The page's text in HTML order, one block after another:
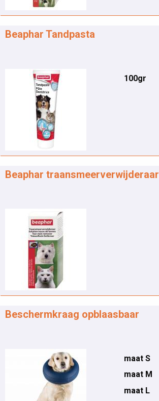
Beaphar Tandpasta
100gr
Beaphar traansmeerverwijderaar
Beschermkraag opblaasbaar
maat S
maat M
maat L